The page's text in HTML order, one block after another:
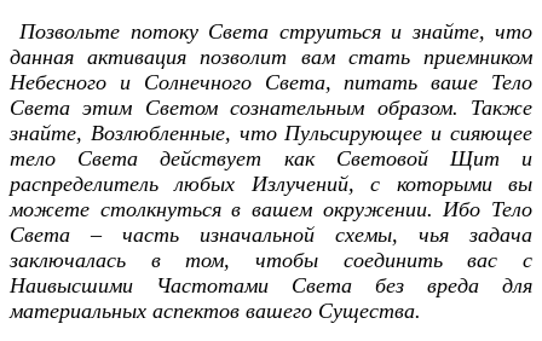
Позвольте потоку Света струиться и знайте, что
данная активация позволит вам стать приемником
Небесного и Солнечного Света, питать ваше Тело
Света этим Светом сознательным образом. Также
знайте, Возлюбленные, что Пульсирующее и сияющее
тело Света действует как Световой Щит и
распределитель любых Излучений, с которыми вы
можете столкнуться в вашем окружении. Ибо Тело
Света – часть изначальной схемы, чья задача
заключалась в том, чтобы соединить вас с
Наивысшими Частотами Света без вреда для
материальных аспектов вашего Существа.